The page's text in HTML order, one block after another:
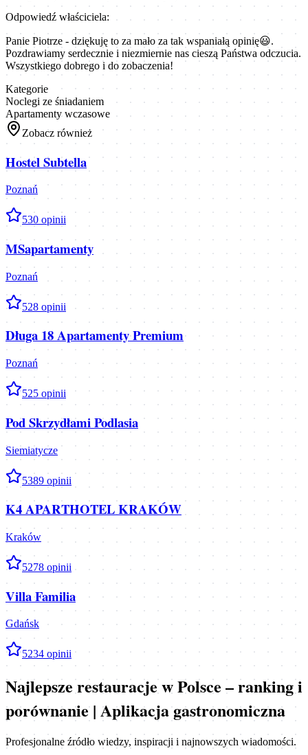
Odpowiedź właściciela:
Panie Piotrze - dziękuję to za mało za tak wspaniałą opinię😃.
Pozdrawiamy serdecznie i niezmiernie nas cieszą Państwa odczucia.
Wszystkiego dobrego i do zobaczenia!
Kategorie
Noclegi ze śniadaniem
Apartamenty wczasowe
Zobacz również
Hostel Subtella
Poznań
530 opinii
MSapartamenty
Poznań
528 opinii
Długa 18 Apartamenty Premium
Poznań
525 opinii
Pod Skrzydłami Podlasia
Siemiatycze
5389 opinii
K4 APARTHOTEL KRAKÓW
Kraków
5278 opinii
Villa Familia
Gdańsk
5234 opinii
Najlepsze restauracje w Polsce – ranking i
porównanie | Aplikacja gastronomiczna
Profesjonalne źródło wiedzy, inspiracji i najnowszych wiadomości.